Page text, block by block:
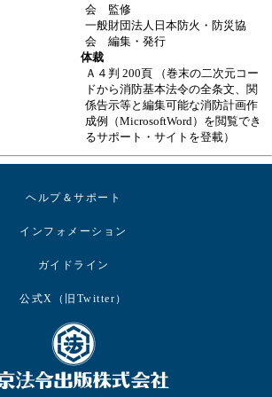
会 監修
一般財団法人日本防火・防災協
会 編集・発行
体裁
Ａ４判 200頁 （巻末の二次元コー
ドから消防基本法令の全条文、関
係告示等と編集可能な消防計画作
成例（MicrosoftWord）を閲覧でき
るサポート・サイトを登載）
ヘルプ＆サポート
インフォメーション
ガイドライン
公式X（旧Twitter）